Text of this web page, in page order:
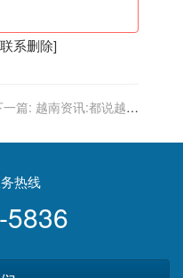
系删除]
一篇: 越南资讯:都说越南
带你去看看越南的物价
热线